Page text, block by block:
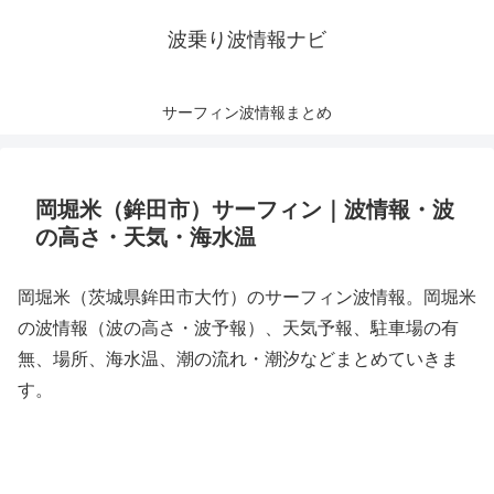
波乗り波情報ナビ
サーフィン波情報まとめ
岡堀米（鉾田市）サーフィン｜波情報・波
の高さ・天気・海水温
岡堀米（茨城県鉾田市大竹）のサーフィン波情報。岡堀米
の波情報（波の高さ・波予報）、天気予報、駐車場の有
無、場所、海水温、潮の流れ・潮汐などまとめていきま
す。